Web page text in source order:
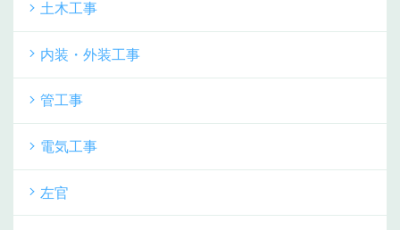
土木工事
内装・外装工事
管工事
電気工事
左官